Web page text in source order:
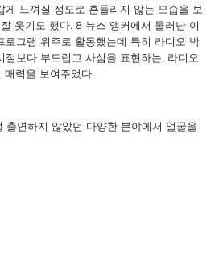
게 느껴질 정도로 흔들리지 않는 모습을 보
웃기도 했다. 8 뉴스 앵커에서 물러난 이
로그램 위주로 활동했는데 특히 라디오 박
절보다 부드럽고 사심을 표현하는, 라디오
매력을 보여주었다.
출연하지 않았던 다양한 분야에서 얼굴을